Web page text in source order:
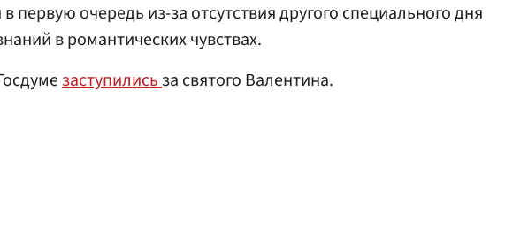
в первую очередь из-за отсутствия другого специального дня
в романтических чувствах.
заступилисьза святого Валентина.